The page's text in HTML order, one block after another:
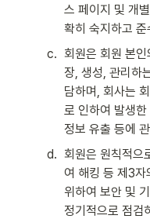
스 페이지 및 개
확히 숙지하고
c. 회원은 회원 본
장, 생성, 관리하
담하며, 회사는
로 인하여 발생
정보 유출 등에
d. 회원은 원칙적으
여 해킹 등 제3자
위하여 보안 및
정기적으로 점검